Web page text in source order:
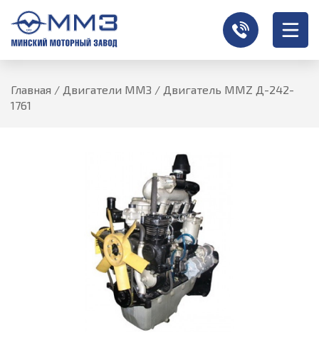
Главная / Двигатели ММЗ / Двигатель MMZ Д-242-
1761